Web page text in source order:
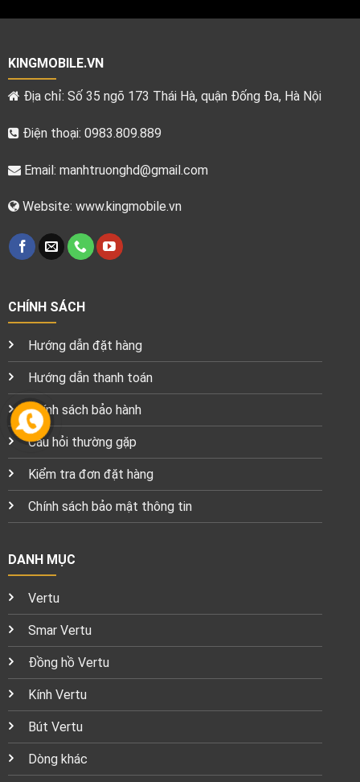
KINGMOBILE.VN
Địa chỉ: Số 35 ngõ 173 Thái Hà, quận Đống Đa, Hà Nội
Điện thoại: 0983.809.889
Email: manhtruonghd@gmail.com
Website: www.kingmobile.vn
CHÍNH SÁCH
Hướng dẫn đặt hàng
Hướng dẫn thanh toán
Chính sách bảo hành
Câu hỏi thường gặp
Kiểm tra đơn đặt hàng
Chính sách bảo mật thông tin
DANH MỤC
Vertu
Smar Vertu
Đồng hồ Vertu
Kính Vertu
Bút Vertu
Dòng khác